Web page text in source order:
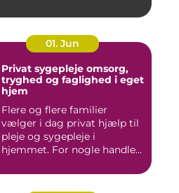
01. Jun
Privat sygepleje omsorg,
tryghed og faglighed i eget
hjem
Flere og flere familier
vælger i dag privat hjælp til
pleje og sygepleje i
hjemmet. For nogle handle...